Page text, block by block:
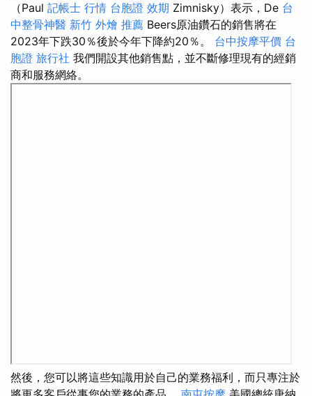
（Paul 記帳士 行情 台胞證 效期 Zimnisky）表示，De 台
中整骨神醫 新竹 外燴 推薦 Beers原油鑽石的銷售將在
2023年下跌30％後於今年下降約20％。 台中按摩平價 台
胞證 旅行社 我們開設其他銷售點，並不斷修理現有的經銷
商和服務網絡。
然後，您可以將這些知識用於自己的業務福利，而只專注於